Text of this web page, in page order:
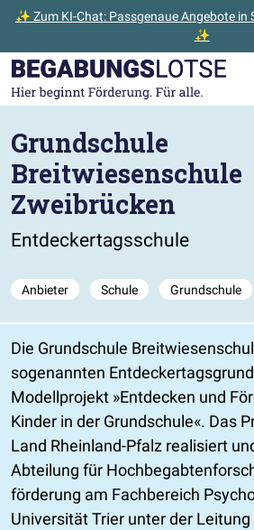
✨ Zum KI-Chat: Passgenaue Angebote in
✨
Zum Hauptinhalt der Seite springen
Zur Startseite gehen
Grundschule
Breitwiesenschule
Zweibrücken
Entdeckertagsschule
Anbieter Schule Grundschule
Die Grundschule
sogenannten
Modellprojekt
Entdecken und
Kinder in der Grundschule . Das
Land Rheinland-Pfalz realisiert
Abteilung für
förderung am Fachbereich
Universität Trier unter der Leitung